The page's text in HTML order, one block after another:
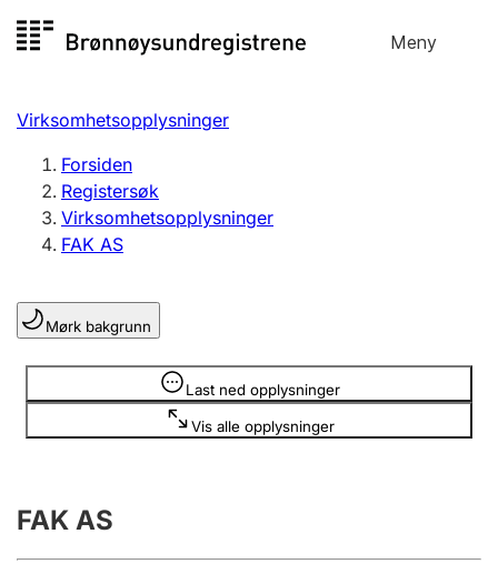
til
Meny
Registersøk
Aksjeselskap
Enkeltpersonforetak
Registrere, endre, slette
Lag og forening
Registrere, endre, slette
Årsregnskap
Innsending og forsinkelsesgebyr
Virksomhetsopplysninger
Forsiden
Registersøk
Virksomhetsopplysninger
FAK AS
Mørk bakgrunn
Last ned opplysninger
Vis alle opplysninger
Opplysninger er skjult
FAK AS